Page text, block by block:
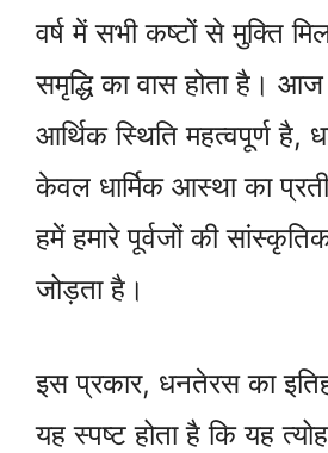
वर्ष में सभी कष्टों से मुक्ति
समृद्धि का वास होता है।
आर्थिक स्थिति महत्वपूर्ण है,
केवल धार्मिक आस्था का
हमें हमारे पूर्वजों की
जोड़ता है।
इस प्रकार, धनतेरस का
यह स्पष्ट होता है कि यह